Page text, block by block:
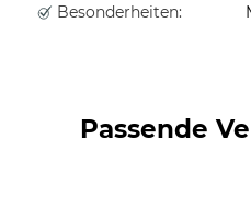
Besonderheiten:
Passende